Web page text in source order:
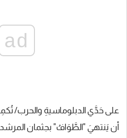
ad
على حَدَّي الدبلوماسيةِ والحرب/
أن يَنتهيَ "الطَّوَافُ" بجثمان